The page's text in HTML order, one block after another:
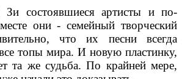
состоявшиеся артисты и по-
они - семейный творческий
что их песни всегда
топы мира. И новую пластинку,
та же судьба. По крайней мере,